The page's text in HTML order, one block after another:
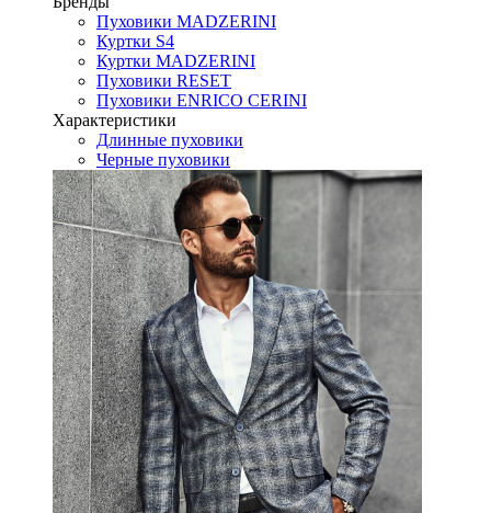
Пуховики MADZERINI
Куртки S4
Куртки MADZERINI
Пуховики RESET
Пуховики ENRICO CERINI
Характеристики
Длинные пуховики
Черные пуховики